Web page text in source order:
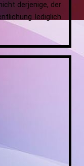
derjenige, der
lediglich